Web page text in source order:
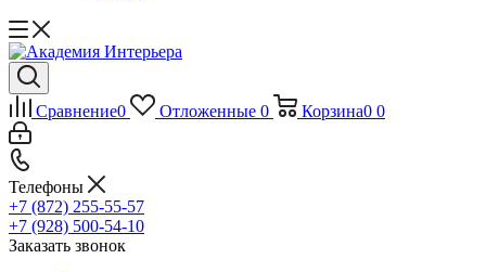
Сравнение0 Отложенные 0 Корзина0 0
Телефоны
+7 (872) 255-55-57
+7 (928) 500-54-10
Заказать звонок